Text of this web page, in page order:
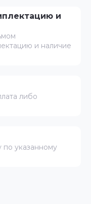
и
и наличие
либо
по указанному